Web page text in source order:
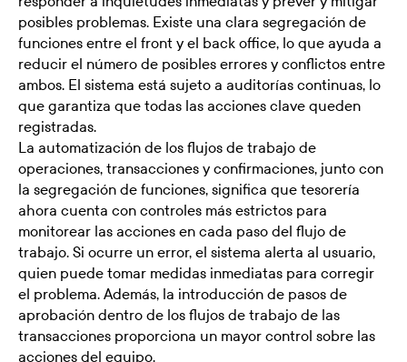
posibles problemas. Existe una clara segregación de
funciones entre el front y el back office, lo que ayuda a
reducir el número de posibles errores y conflictos entre
ambos. El sistema está sujeto a auditorías continuas, lo
que garantiza que todas las acciones clave queden
registradas.
La automatización de los flujos de trabajo de
operaciones, transacciones y confirmaciones, junto con
la segregación de funciones, significa que tesorería
ahora cuenta con controles más estrictos para
monitorear las acciones en cada paso del flujo de
trabajo. Si ocurre un error, el sistema alerta al usuario,
quien puede tomar medidas inmediatas para corregir
el problema. Además, la introducción de pasos de
aprobación dentro de los flujos de trabajo de las
transacciones proporciona un mayor control sobre las
acciones del equipo.